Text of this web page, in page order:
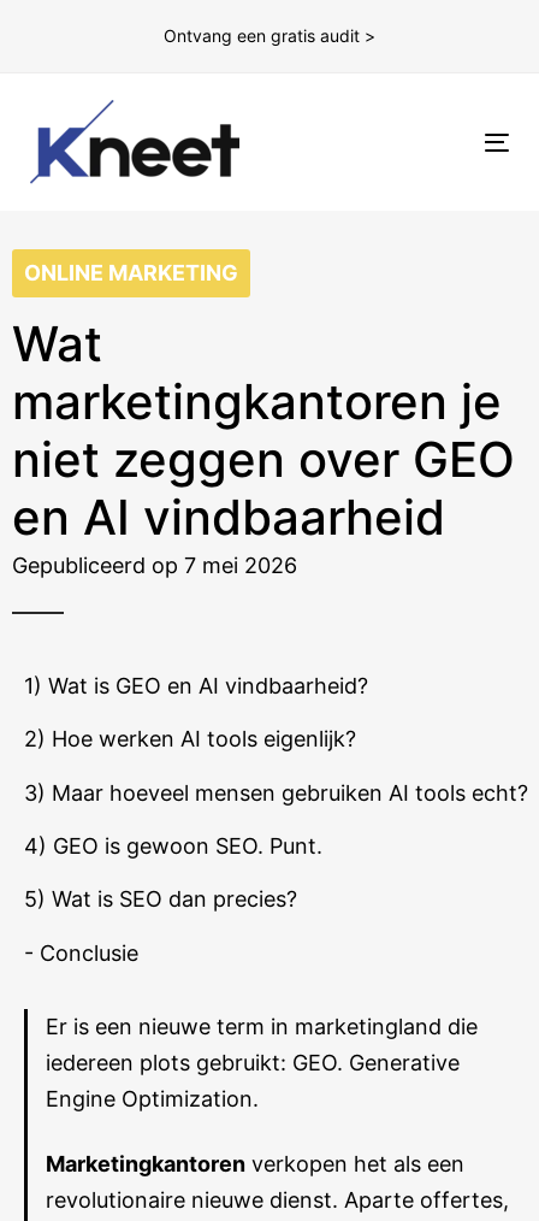
Ontvang een gratis audit >
ONLINE MARKETING
Wat
marketingkantoren je
niet zeggen over GEO
en AI vindbaarheid
Gepubliceerd op 7 mei 2026
1) Wat is GEO en AI vindbaarheid?
2) Hoe werken AI tools eigenlijk?
3) Maar hoeveel mensen gebruiken AI tools echt?
4) GEO is gewoon SEO. Punt.
5) Wat is SEO dan precies?
- Conclusie
Er is een nieuwe term in marketingland die
iedereen plots gebruikt: GEO. Generative
Engine Optimization.
Marketingkantoren verkopen het als een
revolutionaire nieuwe dienst. Aparte offertes,